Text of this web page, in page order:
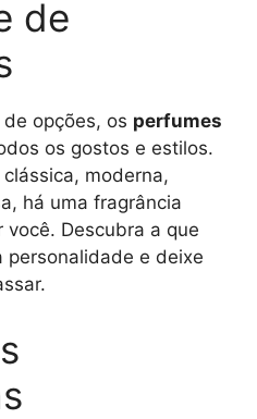
de
opções, os perfumes
os gostos e estilos.
moderna,
há uma fragrância
Descubra a que
personalidade e deixe